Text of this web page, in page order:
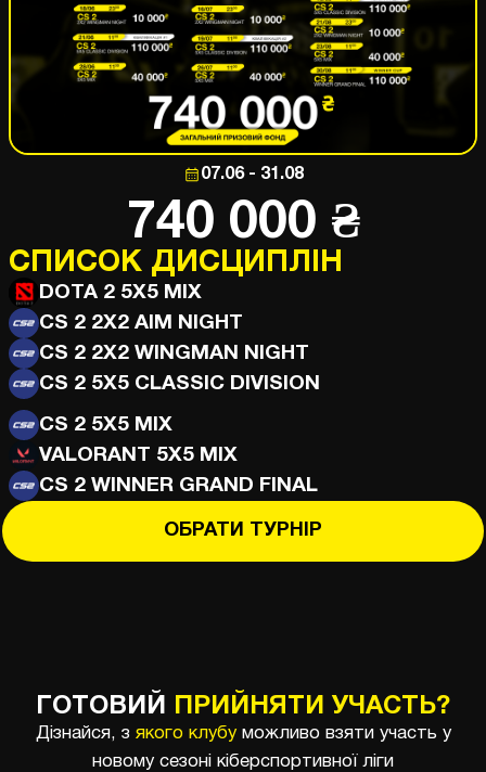
07.06 - 31.08
740 000 ₴
СПИСОК ДИСЦИПЛІН
DOTA 2 5X5 MIX
CS 2 2X2 AIM NIGHT
CS 2 2X2 WINGMAN NIGHT
CS 2 5X5 CLASSIC DIVISION
CS 2 5X5 MIX
VALORANT 5X5 MIX
CS 2 WINNER GRAND FINAL
ОБРАТИ ТУРНІР
ГОТОВИЙ ПРИЙНЯТИ УЧАСТЬ?
Дізнайся, з якого клубуможливо взяти участь у
новому сезоні кіберспортивної ліги